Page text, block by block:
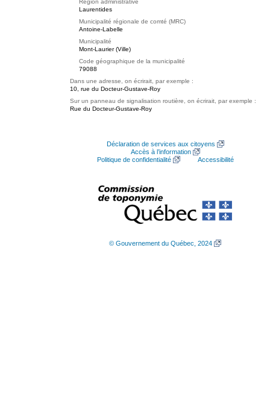
Région administrative
Laurentides
Municipalité régionale de comté (MRC)
Antoine-Labelle
Municipalité
Mont-Laurier (Ville)
Code géographique de la municipalité
79088
Dans une adresse, on écrirait, par exemple :
10, rue du Docteur-Gustave-Roy
Sur un panneau de signalisation routière, on écrirait, par exemple :
Rue du Docteur-Gustave-Roy
Déclaration de services aux citoyens
Accès à l’information
Politique de confidentialité
Accessibilité
© Gouvernement du Québec, 2024